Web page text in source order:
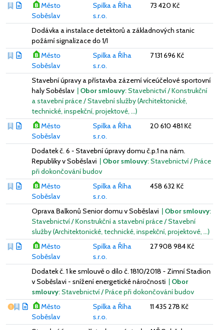
Město
Soběslav
Spilka a Říha
s.r.o.
73 420 Kč
Dodávka a instalace detektorů a základnových stanic
požární signalizace do 1/I
Město
Soběslav
Spilka a Říha
s.r.o.
7 131 696 Kč
Stavební úpravy a přístavba zázemí víceúčelové sportovní
haly Soběslav | Obor smlouvy: Stavebnictví / Konstrukční
a stavební práce / Stavební služby (Architektonické,
technické, inspekční, projektové, …)
Město
Soběslav
Spilka a Říha
s.r.o.
20 610 481 Kč
Dodatek č. 6 - Stavební úpravy domu č.p.1 na nám.
Republiky v Soběslavi | Obor smlouvy: Stavebnictví / Práce
při dokončování budov
Město
Soběslav
Spilka a Říha
s.r.o.
458 632 Kč
Oprava Balkonů Senior domu v Soběslavi | Obor smlouvy:
Stavebnictví / Konstrukční a stavební práce / Stavební
služby (Architektonické, technické, inspekční, projektové, …)
Město
Soběslav
Spilka a Říha
s.r.o.
27 908 984 Kč
Dodatek č. 1 ke smlouvě o dílo č. 1810/2018 - Zimní Stadion
v Soběslavi - snížení energetické náročnosti | Obor
smlouvy: Stavebnictví / Práce při dokončování budov
Vážný nedostatek
Město
Soběslav
Spilka a Říha
s.r.o.
11 435 278 Kč